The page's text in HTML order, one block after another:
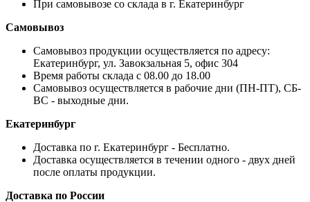
При самовывозе со склада в г. Екатеринбург
Самовывоз
Самовывоз продукции осуществляется по адресу:
Екатеринбург, ул. Завокзальная 5, офис 304
Время работы склада с 08.00 до 18.00
Самовывоз осуществляется в рабочие дни (ПН-ПТ), СБ-
ВС - выходные дни.
Екатеринбург
Доставка по г. Екатеринбург - Бесплатно.
Доставка осуществляется в течении одного - двух дней
после оплаты продукции.
Доставка по России